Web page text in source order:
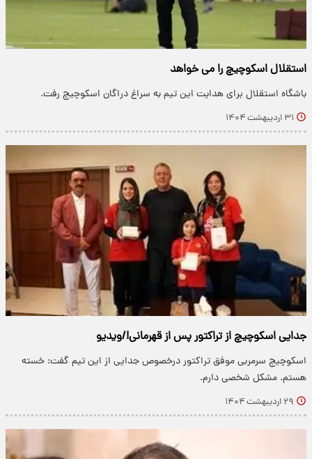
استقلال اسکوچیچ را می خواهد
باشگاه استقلال برای هدایت این تیم به سراغ دراگان اسکوچیچ رفت.
۳۱ اردیبهشت ۱۴۰۴
جدایی اسکوچیچ از تراکتور پس از قهرمانی!/ویدیو
اسکوچیچ سرمربی موفق تراکتور درخصوص جدایی از این تیم گفت: خسته
هستم. مشکل شخصی دارم.
۲۹ اردیبهشت ۱۴۰۴